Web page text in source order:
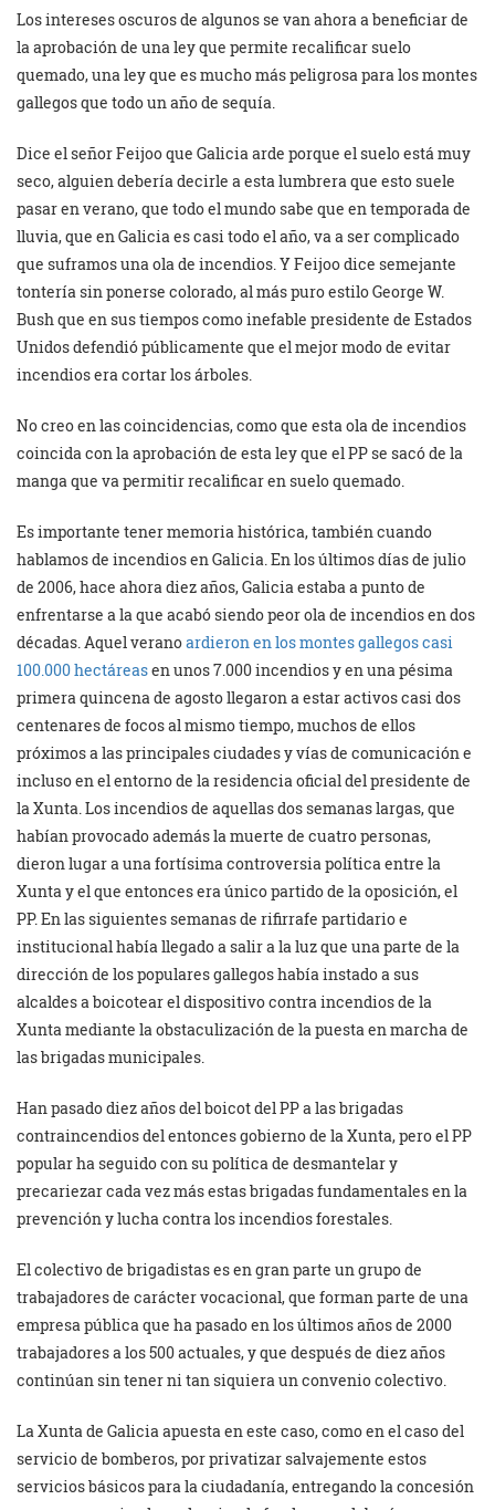
Los intereses oscuros de algunos se van ahora a beneficiar de
la aprobación de una ley que permite recalificar suelo
quemado, una ley que es mucho más peligrosa para los montes
gallegos que todo un año de sequía.
Dice el señor Feijoo que Galicia arde porque el suelo está muy
seco, alguien debería decirle a esta lumbrera que esto suele
pasar en verano, que todo el mundo sabe que en temporada de
lluvia, que en Galicia es casi todo el año, va a ser complicado
que suframos una ola de incendios. Y Feijoo dice semejante
tontería sin ponerse colorado, al más puro estilo George W.
Bush que en sus tiempos como inefable presidente de Estados
Unidos defendió públicamente que el mejor modo de evitar
incendios era cortar los árboles.
No creo en las coincidencias, como que esta ola de incendios
coincida con la aprobación de esta ley que el PP se sacó de la
manga que va permitir recalificar en suelo quemado.
Es importante tener memoria histórica, también cuando
hablamos de incendios en Galicia. En los últimos días de julio
de 2006, hace ahora diez años, Galicia estaba a punto de
enfrentarse a la que acabó siendo peor ola de incendios en dos
décadas. Aquel veranoardieron en los montes gallegos casi
100.000 hectáreasen unos 7.000 incendios y en una pésima
primera quincena de agosto llegaron a estar activos casi dos
centenares de focos al mismo tiempo, muchos de ellos
próximos a las principales ciudades y vías de comunicación e
incluso en el entorno de la residencia oficial del presidente de
la Xunta. Los incendios de aquellas dos semanas largas, que
habían provocado además la muerte de cuatro personas,
dieron lugar a una fortísima controversia política entre la
Xunta y el que entonces era único partido de la oposición, el
PP. En las siguientes semanas de rifirrafe partidario e
institucional había llegado a salir a la luz que una parte de la
dirección de los populares gallegos había instado a sus
alcaldes a boicotear el dispositivo contra incendios de la
Xunta mediante la obstaculización de la puesta en marcha de
las brigadas municipales.
Han pasado diez años del boicot del PP a las brigadas
contraincendios del entonces gobierno de la Xunta, pero el PP
popular ha seguido con su política de desmantelar y
precariezar cada vez más estas brigadas fundamentales en la
prevención y lucha contra los incendios forestales.
El colectivo de brigadistas es en gran parte un grupo de
trabajadores de carácter vocacional, que forman parte de una
empresa pública que ha pasado en los últimos años de 2000
trabajadores a los 500 actuales, y que después de diez años
continúan sin tener ni tan siquiera un convenio colectivo.
La Xunta de Galicia apuesta en este caso, como en el caso del
servicio de bomberos, por privatizar salvajemente estos
servicios básicos para la ciudadanía, entregando la concesión